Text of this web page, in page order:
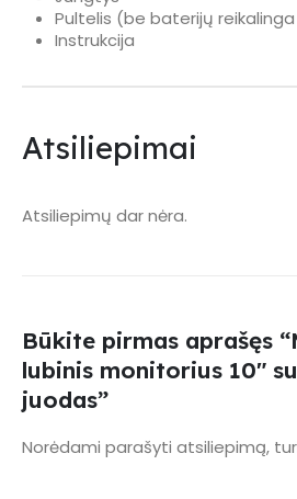
Pultelis (be baterijų reikalinga
Instrukcija
Atsiliepimai
Atsiliepimų dar nėra.
Būkite pirmas aprašęs
lubinis monitorius 10″
juodas”
Norėdami parašyti atsiliepimą,